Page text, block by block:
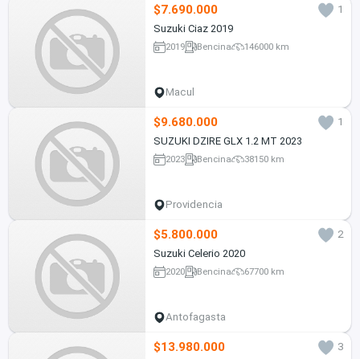
$7.690.000
1
Suzuki Ciaz 2019
2019 Bencina 146000 km
Macul
$9.680.000
1
SUZUKI DZIRE GLX 1.2 MT 2023
2023 Bencina 38150 km
Providencia
$5.800.000
2
Suzuki Celerio 2020
2020 Bencina 67700 km
Antofagasta
$13.980.000
3